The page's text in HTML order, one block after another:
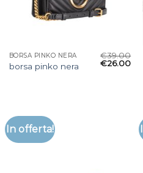
BORSA PINKO NERA
borsa pinko nera
€39.00
€26.00
In offerta!